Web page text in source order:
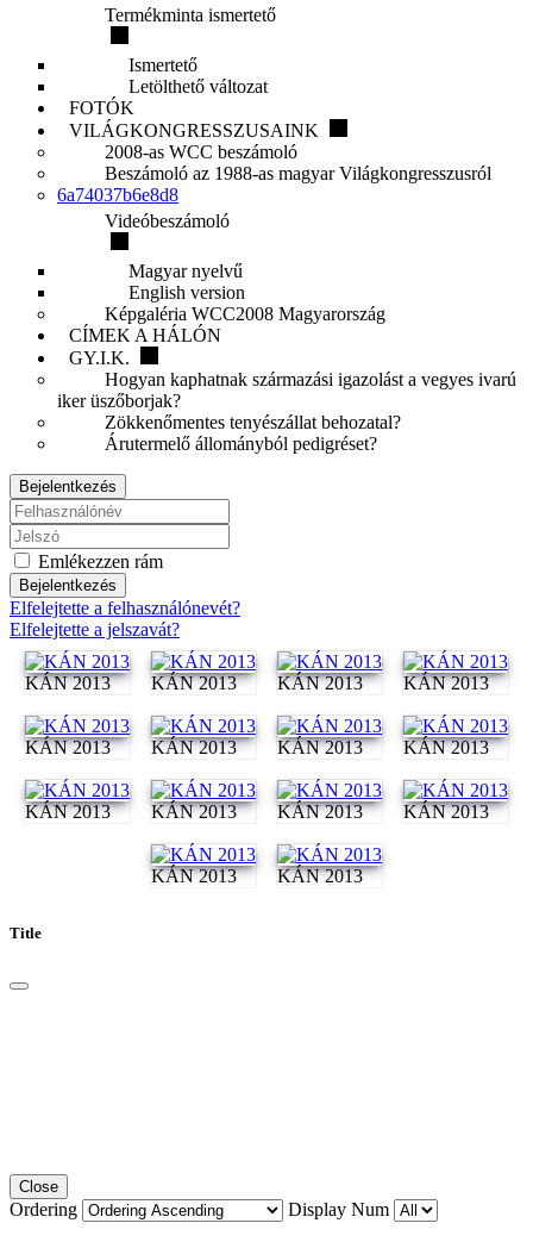
Termékminta ismertető
Ismertető
Letölthető változat
FOTÓK
VILÁGKONGRESSZUSAINK
2008-as WCC beszámoló
Beszámoló az 1988-as magyar Világkongresszusról
6a74037b6e8d8
Videóbeszámoló
Magyar nyelvű
English version
Képgaléria WCC2008 Magyarország
CÍMEK A HÁLÓN
GY.I.K.
Hogyan kaphatnak származási igazolást a vegyes ivarú
iker üszőborjak?
Zökkenőmentes tenyészállat behozatal?
Árutermelő állományból pedigréset?
Bejelentkezés
Emlékezzen rám
Bejelentkezés
Elfelejtette a felhasználónevét?
Elfelejtette a jelszavát?
KÁN 2013 KÁN 2013 KÁN 2013 KÁN 2013
KÁN 2013 KÁN 2013 KÁN 2013 KÁN 2013
KÁN 2013 KÁN 2013 KÁN 2013 KÁN 2013
KÁN 2013 KÁN 2013
Title
Close
Ordering Display Num